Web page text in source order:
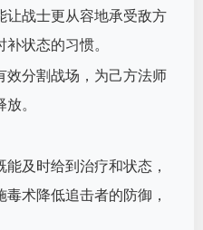
让战士更从容地承受敌方
状态的习惯。
效分割战场，为己方法师
。
及时给到治疗和状态，
术降低追击者的防御，